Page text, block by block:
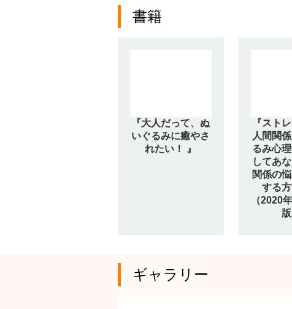
書籍
『大人だって、ぬ
いぐるみに癒やさ
れたい！ 』
『スト
人間関
るみ心
してあ
関係の
する方
（2020
版
ギャラリー